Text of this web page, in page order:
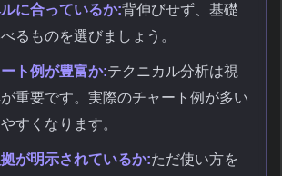
に合っているか:背伸びせず、基礎
るものを選びましょう。
ト例が豊富か:テクニカル分析は視
重要です。実際のチャート例が多い
すくなります。
が明示されているか:ただ使い方を